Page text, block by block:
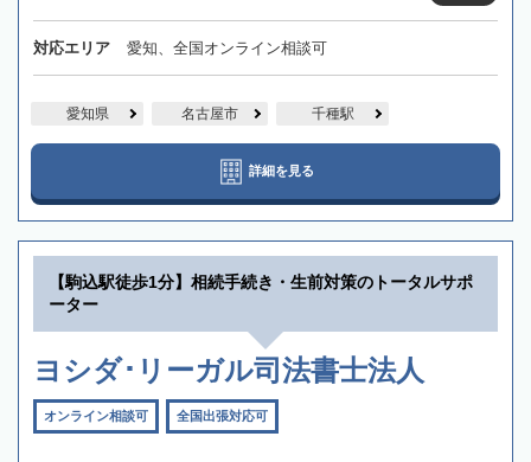
対応エリア 愛知、全国オンライン相談可
愛知県 名古屋市 千種駅
詳細を見る
【駒込駅徒歩1分】相続手続き・生前対策のトータルサポ
ーター
ヨシダ･リーガル司法書士法人
オンライン相談可 全国出張対応可